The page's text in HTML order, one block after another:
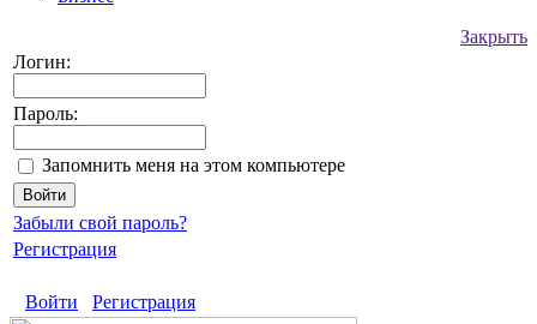
Закрыть
Логин:
Пароль:
Запомнить меня на этом компьютере
Забыли свой пароль?
Регистрация
Войти Регистрация